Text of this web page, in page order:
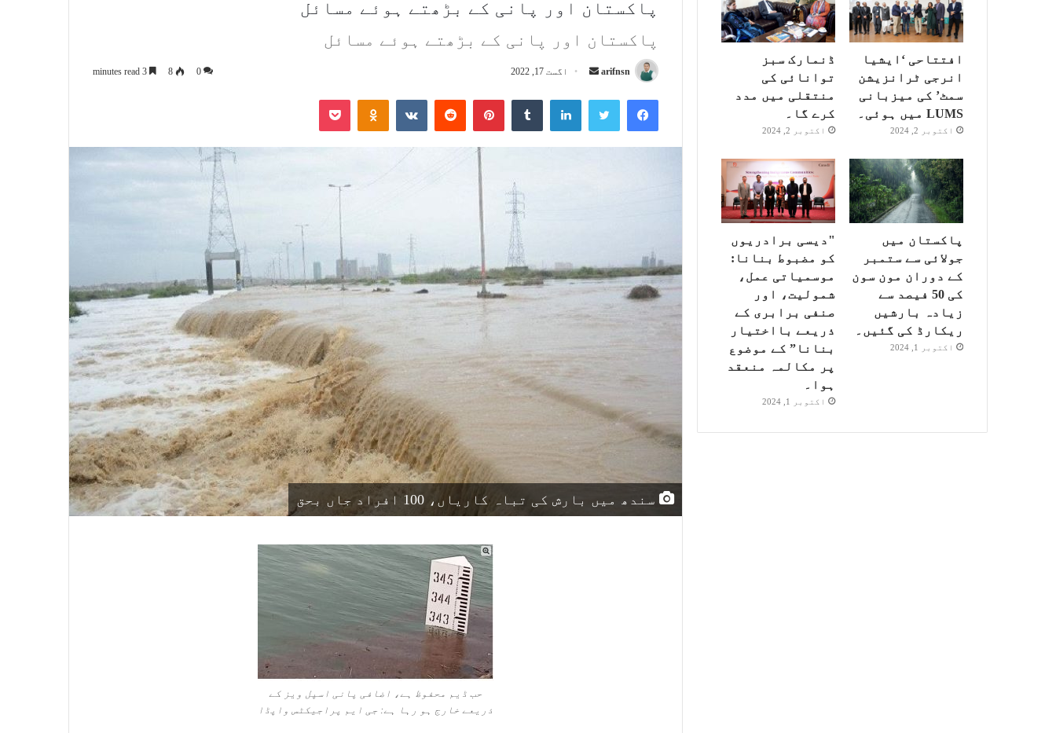
پاکستان اور پانی کے بڑھتے ہوئے مسائل
پاکستان اور پانی کے بڑھتے ہوئے مسائل
arifnsn
a
اگست 17, 2022 0
8
Facebook
LinkedIn
سندھ میں بارش کی تباہ کاریاں، 100 افراد جاں بحق
حب ڈیم محفوظ ہے، اضافی پانی اسپل ویز کے
ذریعے خارج ہو رہا ہے: جی ایم پراجیکٹس واپڈا
افتتاحی ‘ایشیا
انرجی ٹرانزیشن
سمٹ’ کی میزبانی
LUMS میں ہوئی۔
اکتوبر 2, 2024
ڈنمارک سبز
توانائی کی
منتقلی میں مدد
کرے گا۔
اکتوبر 2, 2024
پاکستان میں
جولائی سے ستمبر
کے دوران مون سون
کی 50 فیصد سے
زیادہ بارشیں
ریکارڈ کی گئیں۔
اکتوبر 1, 2024
"دیسی برادریوں
کو مضبوط بنانا:
موسمیاتی عمل،
شمولیت، اور
صنفی برابری کے
ذریعے بااختیار
بنانا” کے موضوع
پر مکالمہ منعقد
ہوا۔
اکتوبر 1, 2024